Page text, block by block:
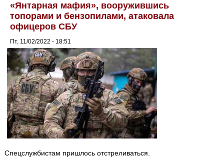
«Янтарная мафия», вооружившись
топорами и бензопилами, атаковала
офицеров СБУ
Пт, 11/02/2022 - 18:51
Спецслужбистам пришлось отстреливаться.